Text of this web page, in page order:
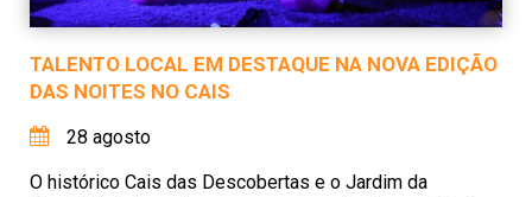
TALENTO LOCAL EM DESTAQUE NA NOVA EDIÇÃO
DAS NOITES NO CAIS
28 agosto
O histórico Cais das Descobertas e o Jardim da